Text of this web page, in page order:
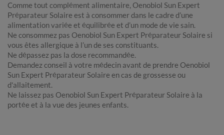
Comme tout complément alimentaire, Oenobiol Sun Expert
Préparateur Solaire est à consommer dans le cadre d’une
alimentation variée et équilibrée et d’un mode de vie sain.
Ne consommez pas Oenobiol Sun Expert Préparateur Solaire si
vous êtes allergique à l’un de ses constituants.
Ne dépassez pas la dose recommandée.
Demandez conseil à votre médecin avant de prendre Oenobiol
Sun Expert Préparateur Solaire en cas de grossesse ou
d'allaitement.
Ne laissez pas Oenobiol Sun Expert Préparateur Solaire à la
portée et à la vue des jeunes enfants.